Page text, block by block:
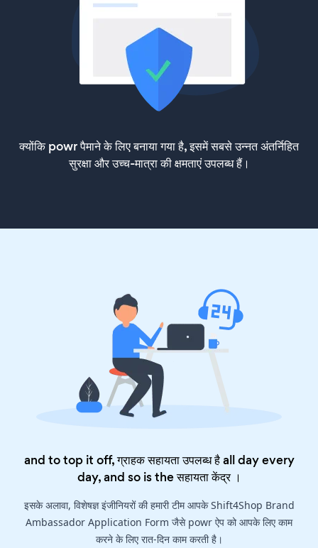
क्योंकि powr पैमाने के लिए बनाया गया है, इसमें सबसे उन्नत अंतर्निहित
सुरक्षा और उच्च-मात्रा की क्षमताएं उपलब्ध हैं।
and to top it off, ग्राहक सहायता उपलब्ध है all day every
day, and so is theसहायता केंद्र।
इसके अलावा, विशेषज्ञ इंजीनियरों की हमारी टीम आपके Shift4Shop Brand
Ambassador Application Form जैसे powr ऐप को आपके लिए काम
करने के लिए रात-दिन काम करती है।